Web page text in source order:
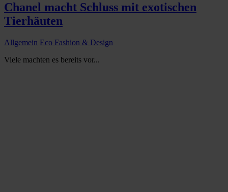
Chanel macht Schluss mit exotischen
Tierhäuten
Allgemein Eco Fashion & Design
Viele machten es bereits vor...